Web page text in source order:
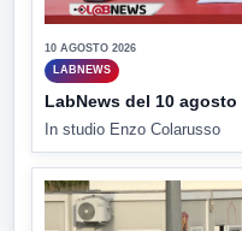
10 AGOSTO 2026
LABNEWS
LabNews del 10 agosto
In studio Enzo Colarusso